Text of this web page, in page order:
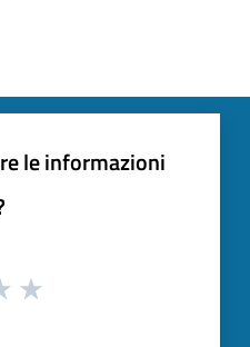
le informazioni